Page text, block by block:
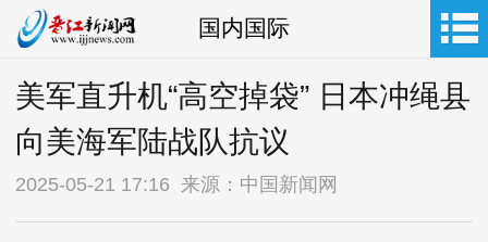
国内国际
美军直升机“高空掉袋” 日本冲绳县
向美海军陆战队抗议
2025-05-21 17:16 来源：中国新闻网